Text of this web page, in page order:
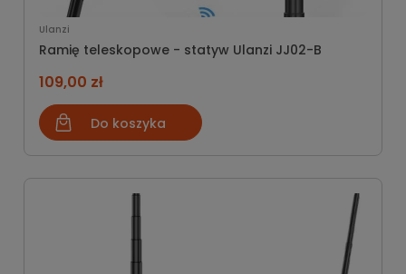
Ulanzi
Ramię teleskopowe - statyw Ulanzi JJ02-B
109,00 zł
Do koszyka